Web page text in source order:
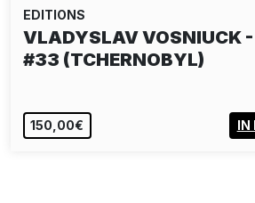
EDITIONS
VLADYSLAV VOSNIUCK
#33 (TCHERNOBYL)
150,00€